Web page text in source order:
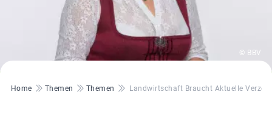
© BBV
Pfadnavigation
Home Themen Themen Landwirtschaft Braucht Aktuelle